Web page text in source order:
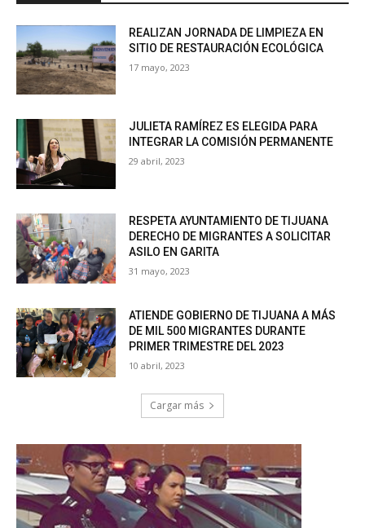
REALIZAN JORNADA DE LIMPIEZA EN
SITIO DE RESTAURACIÓN ECOLÓGICA
17 mayo, 2023
JULIETA RAMÍREZ ES ELEGIDA PARA
INTEGRAR LA COMISIÓN PERMANENTE
29 abril, 2023
RESPETA AYUNTAMIENTO DE TIJUANA
DERECHO DE MIGRANTES A SOLICITAR
ASILO EN GARITA
31 mayo, 2023
ATIENDE GOBIERNO DE TIJUANA A MÁS
DE MIL 500 MIGRANTES DURANTE
PRIMER TRIMESTRE DEL 2023
10 abril, 2023
Cargar más